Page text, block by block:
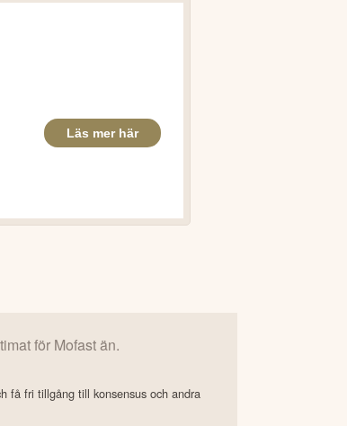
för Mofastän.
få fri tillgång till konsensus och andra